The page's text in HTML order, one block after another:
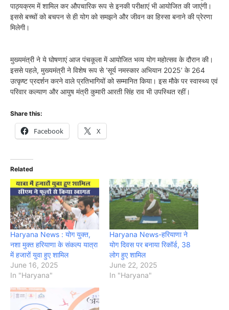
पाठ्यक्रम में शामिल कर औपचारिक रूप से इनकी परीक्षाएं भी आयोजित की जाएंगी।
इससे बच्चों को बचपन से ही योग को समझने और जीवन का हिस्सा बनाने की प्रेरणा
मिलेगी।
मुख्यमंत्री ने ये घोषणाएं आज पंचकूला में आयोजित भव्य योग महोत्सव के दौरान की।
इससे पहले, मुख्यमंत्री ने विशेष रूप से ‘सूर्य नमस्कार अभियान 2025’ के 264
उत्कृष्ट प्रदर्शन करने वाले प्रतिभागियों को सम्मानित किया। इस मौके पर स्वास्थ्य एवं
परिवार कल्याण और आयुष मंत्री कुमारी आरती सिंह राव भी उपस्थित रहीं।
Share this:
Facebook X
Related
Haryana News : योग युक्त,
नशा मुक्त हरियाणा के संकल्प यात्रा
में हजारों युवा हुए शामिल
June 16, 2025
In "Haryana"
Haryana News-हरियाणा ने
योग दिवस पर बनाया रिकॉर्ड, 38
लोग हुए शामिल
June 22, 2025
In "Haryana"